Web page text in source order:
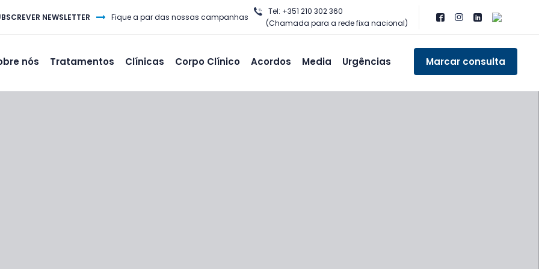
NEWSLETTER Fique a par das nossas campanhas
Tel: +351 210 302 360
(Chamada para a rede fixa nacional)
nós Tratamentos Clínicas Corpo Clínico Acordos Media Urgências Marcar consulta